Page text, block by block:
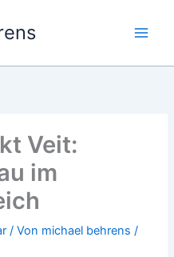
Veit:
im
/ Von michael behrens/